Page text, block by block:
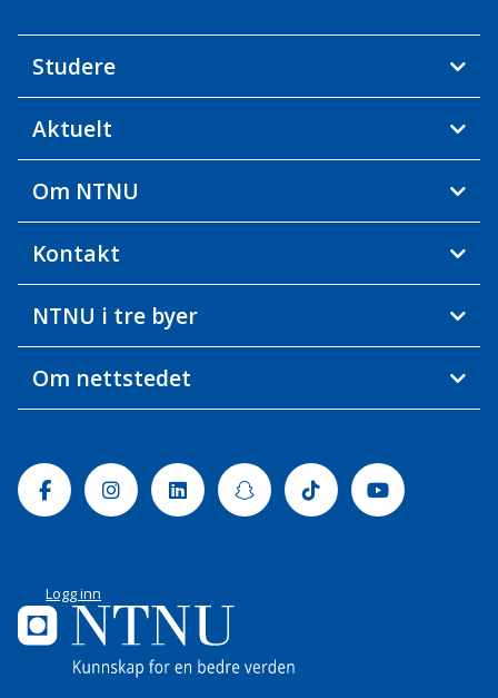
Studere
Aktuelt
Om NTNU
Kontakt
NTNU i tre byer
Om nettstedet
FacebookInstagramLinkedinSnapchatTiktok Youtube
Logg inn